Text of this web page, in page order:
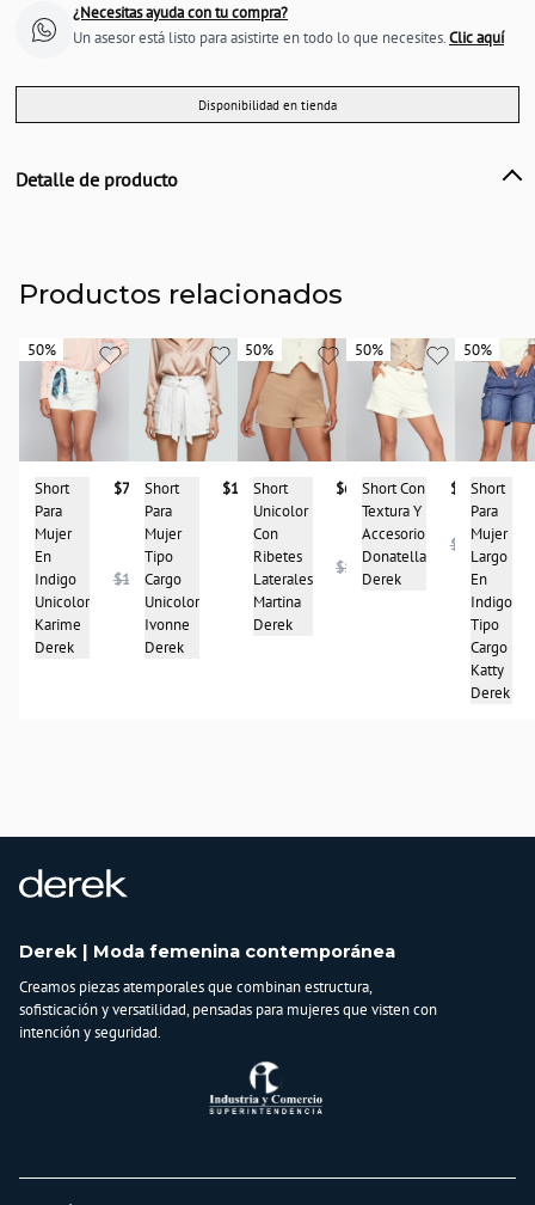
¿Necesitas ayuda con tu compra?
Un asesor está listo para asistirte en todo lo que necesites.Clic aquí
Disponibilidad en tienda
Detalle de producto
País de origen:
Importador:
BAGUER SAS
Cuidado y Lavado
Lavar en máquina, no usar blanqueadores, lavar y secar con colores similares y
planchar a temperatura tibia
Composición:
95% Poliester
5% Spandex
Productos relacionados
50%
50%
Short
Para
Mujer
En
Indigo
Unicolor
Karime
Derek
$73.950
$147.900
Short
Para
Mujer
Tipo
Cargo
Unicolor
Ivonne
Derek
$167.900
50%
50%
Short
Unicolor
Con
Ribetes
Laterales
Martina
Derek
$68.950
$137.900
50%
50%
Short Con
Textura Y
Accesorio
Donatella
Derek
$98.950
$196.950
50%
50%
Short
Para
Mujer
Largo
En
Indigo
Tipo
Cargo
Katty
Derek
Derek | Moda femenina contemporánea
Creamos piezas atemporales que combinan estructura,
sofisticación y versatilidad, pensadas para mujeres que visten con
intención y seguridad.